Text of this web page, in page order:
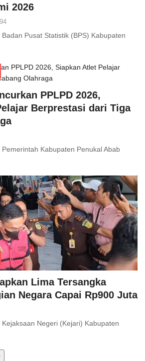
2026
Pusat Statistik (BPS) Kabupaten
PPLPD 2026,
Berprestasi dari Tiga
Kabupaten Penukal Abab
Lima Tersangka
Negara Capai Rp900 Juta
Negeri (Kejari) Kabupaten